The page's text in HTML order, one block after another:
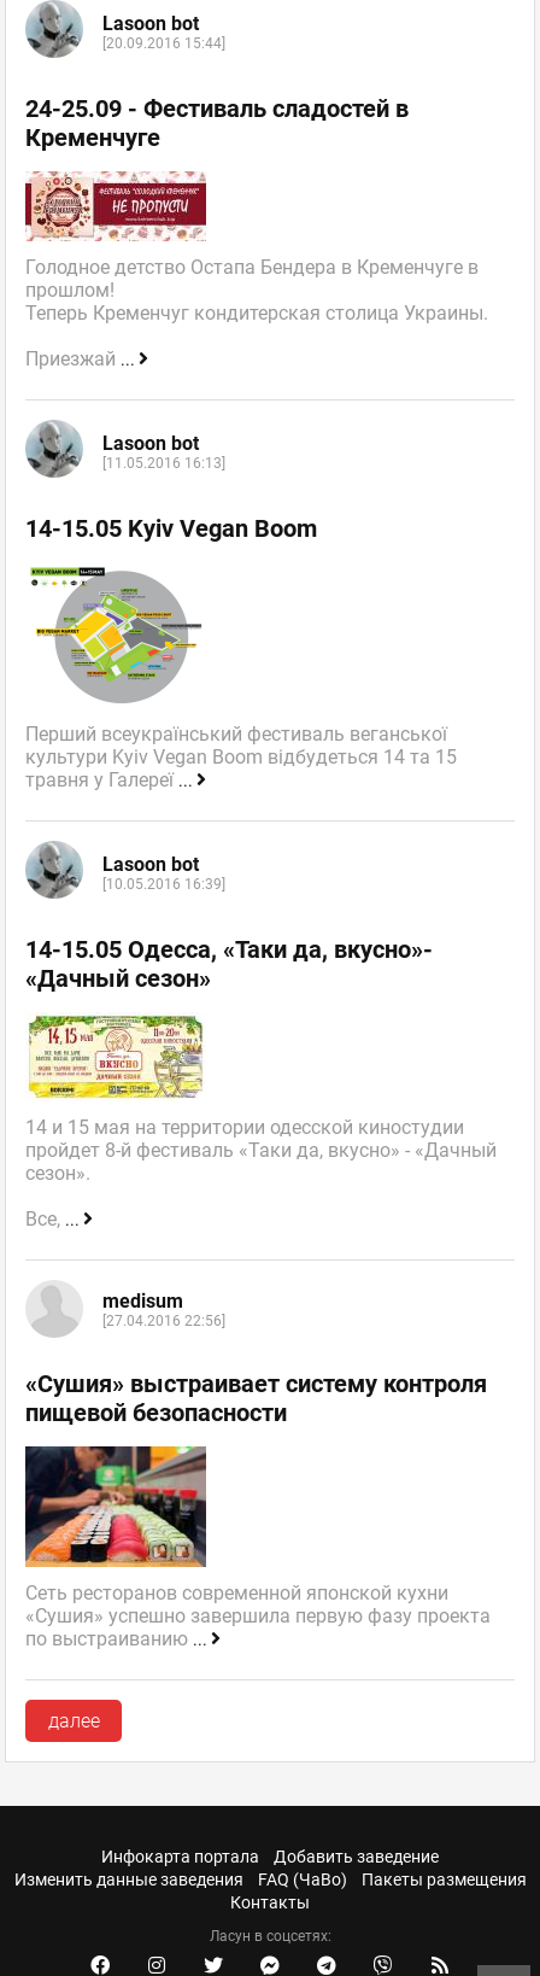
Lasoon bot
[20.09.2016 15:44]
24-25.09 - Фестиваль сладостей в
Кременчуге
Голодное детство Остапа Бендера в Кременчуге в
прошлом!
Теперь Кременчуг кондитерская столица Украины.
Приезжай ...
Lasoon bot
[11.05.2016 16:13]
14-15.05 Kyiv Vegan Boom
Перший всеукраїнський фестиваль веганської
культури Kyiv Vegan Boom відбудеться 14 та 15
травня у Галереї ...
Lasoon bot
[10.05.2016 16:39]
14-15.05 Одесса, «Таки да, вкусно»-
«Дачный сезон»
14 и 15 мая на территории одесской киностудии
пройдет 8-й фестиваль «Таки да, вкусно» - «Дачный
сезон».
Все, ...
medisum
[27.04.2016 22:56]
«Сушия» выстраивает систему контроля
пищевой безопасности
Сеть ресторанов современной японской кухни
«Сушия» успешно завершила первую фазу проекта
по выстраиванию ...
далее
Инфокарта портала
Добавить заведение
Изменить данные заведения
FAQ (ЧаВо)
Пакеты размещения
Контакты
Ласун в соцсетях: